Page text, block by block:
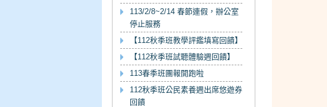
113/2/8~2/14 春節連假，辦公室
停止服務
【112秋季班教學評鑑填寫回饋】
【112秋季班試聽體驗週回饋】
113春季班團報開跑啦
112秋季班公民素養週出席悠遊券
回饋